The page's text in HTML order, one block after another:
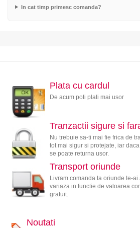
In cat timp primesc comanda?
Plata cu cardul
De acum poti plati mai usor
Tranzactii sigure si
Nu trebuie sa-ti mai fie frica de
tot mai sigur si protejate, iar
se poate returna usor.
Transport oriunde
Livram comanda ta oriunde te-
variaza in functie de valoarea
gratuit.
Noutati